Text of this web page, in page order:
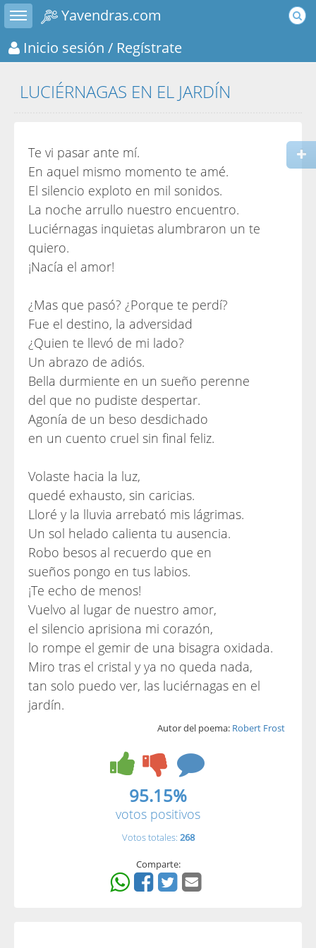
Toggle sidebar
Yavendras.com
Inicio sesión / Regístrate
LUCIÉRNAGAS EN EL JARDÍN
Te vi pasar ante mí.
En aquel mismo momento te amé.
El silencio exploto en mil sonidos.
La noche arrullo nuestro encuentro.
Luciérnagas inquietas alumbraron un te
quiero.
¡Nacía el amor!
¿Mas que pasó? ¿Porque te perdí?
Fue el destino, la adversidad
¿Quien te llevó de mi lado?
Un abrazo de adiós.
Bella durmiente en un sueño perenne
del que no pudiste despertar.
Agonía de un beso desdichado
en un cuento cruel sin final feliz.
Volaste hacia la luz,
quedé exhausto, sin caricias.
Lloré y la lluvia arrebató mis lágrimas.
Un sol helado calienta tu ausencia.
Robo besos al recuerdo que en
sueños pongo en tus labios.
¡Te echo de menos!
Vuelvo al lugar de nuestro amor,
el silencio aprisiona mi corazón,
lo rompe el gemir de una bisagra oxidada.
Miro tras el cristal y ya no queda nada,
tan solo puedo ver, las luciérnagas en el
jardín.
Autor del poema: Robert Frost
95.15%
votos positivos
Votos totales: 268
Comparte: